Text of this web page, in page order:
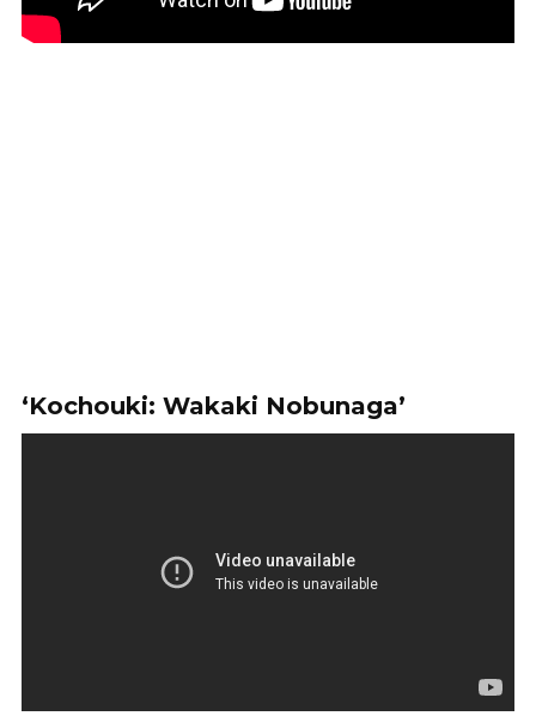
‘Kochouki: Wakaki Nobunaga’